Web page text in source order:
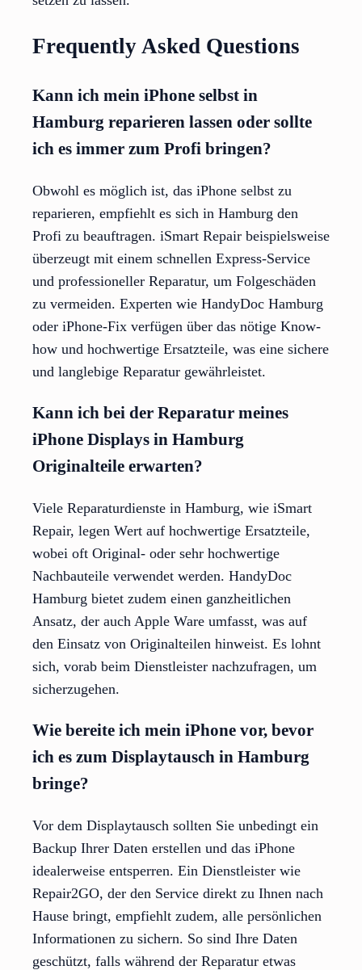
Frequently Asked Questions
Kann ich mein iPhone selbst in
Hamburg reparieren lassen oder sollte
ich es immer zum Profi bringen?
Obwohl es möglich ist, das iPhone selbst zu
reparieren, empfiehlt es sich in Hamburg den
Profi zu beauftragen. iSmart Repair beispielsweise
überzeugt mit einem schnellen Express-Service
und professioneller Reparatur, um Folgeschäden
zu vermeiden. Experten wie HandyDoc Hamburg
oder iPhone-Fix verfügen über das nötige Know-
how und hochwertige Ersatzteile, was eine sichere
und langlebige Reparatur gewährleistet.
Kann ich bei der Reparatur meines
iPhone Displays in Hamburg
Originalteile erwarten?
Viele Reparaturdienste in Hamburg, wie iSmart
Repair, legen Wert auf hochwertige Ersatzteile,
wobei oft Original- oder sehr hochwertige
Nachbauteile verwendet werden. HandyDoc
Hamburg bietet zudem einen ganzheitlichen
Ansatz, der auch Apple Ware umfasst, was auf
den Einsatz von Originalteilen hinweist. Es lohnt
sich, vorab beim Dienstleister nachzufragen, um
sicherzugehen.
Wie bereite ich mein iPhone vor, bevor
ich es zum Displaytausch in Hamburg
bringe?
Vor dem Displaytausch sollten Sie unbedingt ein
Backup Ihrer Daten erstellen und das iPhone
idealerweise entsperren. Ein Dienstleister wie
Repair2GO, der den Service direkt zu Ihnen nach
Hause bringt, empfiehlt zudem, alle persönlichen
Informationen zu sichern. So sind Ihre Daten
geschützt, falls während der Reparatur etwas